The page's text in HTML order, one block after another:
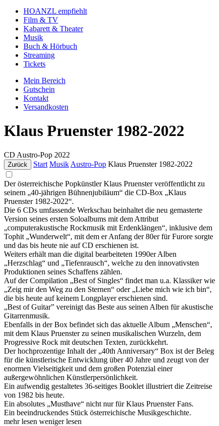
HOANZL empfiehlt
Film & TV
Kabarett & Theater
Musik
Buch & Hörbuch
Streaming
Tickets
Mein Bereich
Gutschein
Kontakt
Versandkosten
Klaus Pruenster 1982-2022
CD Austro-Pop 2022
Zurück Start Musik Austro-Pop Klaus Pruenster 1982-2022
Der österreichische Popkünstler Klaus Pruenster veröffentlicht zu
seinem „40-jährigen Bühnenjubiläum“ die CD-Box „Klaus
Pruenster 1982-2022“.
Die 6 CDs umfassende Werkschau beinhaltet die neu gemasterte
Version seines ersten Soloalbums mit dem Attribut
„computerakustische Rockmusik mit Erdenklängen“, inklusive dem
Tophit „Wunderwelt“, mit dem er Anfang der 80er für Furore sorgte
und das bis heute nie auf CD erschienen ist.
Weiters erhält man die digital bearbeiteten 1990er Alben
„Herzschlag“ und „Tiefenrausch“, welche zu den innovativsten
Produktionen seines Schaffens zählen.
Auf der Compilation „Best of Singles“ findet man u.a. Klassiker wie
„Zeig mir den Weg zu den Sternen“ oder „Liebe mich wie ich bin“,
die bis heute auf keinem Longplayer erschienen sind.
„Best of Guitar” vereinigt das Beste aus seinen Alben für akustische
Gitarrenmusik.
Ebenfalls in der Box befindet sich das aktuelle Album „Menschen“,
mit dem Klaus Pruenster zu seinen musikalischen Wurzeln, dem
Progressive Rock mit deutschen Texten, zurückkehrt.
Der hochprozentige Inhalt der „40th Anniversary“ Box ist der Beleg
für die künstlerische Entwicklung über 40 Jahre und zeugt von der
enormen Vielseitigkeit und dem großen Potenzial einer
außergewöhnlichen Künstlerpersönlichkeit.
Ein aufwendig gestaltetes 36-seitiges Booklet illustriert die Zeitreise
von 1982 bis heute.
Ein absolutes „Musthave“ nicht nur für Klaus Pruenster Fans.
Ein beeindruckendes Stück österreichische Musikgeschichte.
mehr lesen weniger lesen